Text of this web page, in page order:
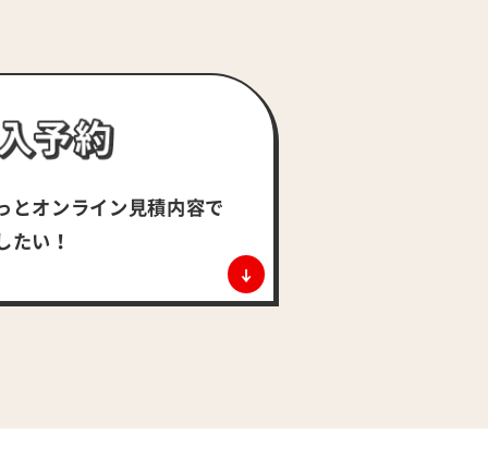
とオンライン 見積内容で
たい！